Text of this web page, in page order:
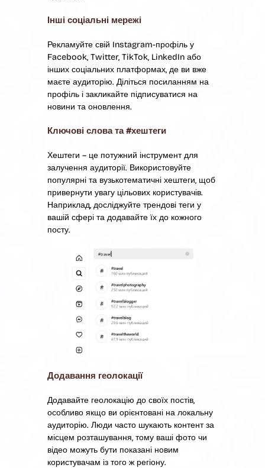
Інші соціальні мережі
Рекламуйте свій Instagram-профіль у
Facebook, Twitter, TikTok, LinkedIn або
інших соціальних платформах, де ви вже
маєте аудиторію. Діліться посиланням на
профіль і закликайте підписуватися на
новини та оновлення.
Ключові слова та #хештеги
Хештеги – це потужний інструмент для
залучення аудиторії. Використовуйте
популярні та вузькотематичні хештеги, щоб
привернути увагу цільових користувачів.
Наприклад, досліджуйте трендові теги у
вашій сфері та додавайте їх до кожного
посту.
Додавання геолокації
Додавайте геолокацію до своїх постів,
особливо якщо ви орієнтовані на локальну
аудиторію. Люди часто шукають контент за
місцем розташування, тому ваші фото чи
відео можуть бути показані новим
користувачам із того ж регіону.